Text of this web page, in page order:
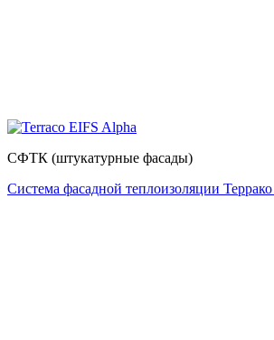
СФТК (штукатурные фасады)
Система фасадной теплоизоляции